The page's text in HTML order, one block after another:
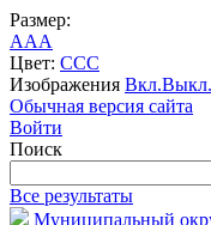
Размер:
AAA
Цвет: CCC
Изображения Вкл.Выкл.
Обычная версия сайта
Войти
Поиск
Все результаты
Муниципальный